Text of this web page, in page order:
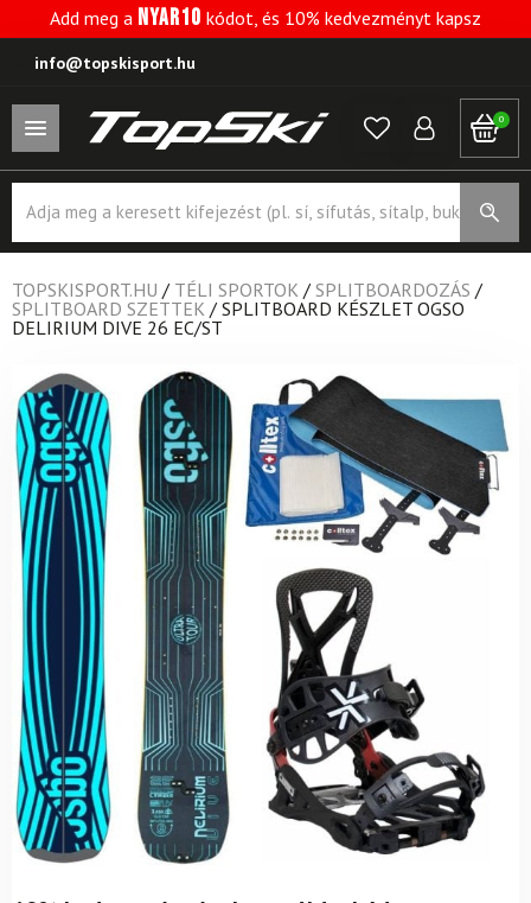
Add meg a NYAR10 kódot, és 10% kedvezményt kapsz
info@topskisport.hu
0
search
TOPSKISPORT.HU / TÉLI SPORTOK / SPLITBOARDOZÁS /
SPLITBOARD SZETTEK / SPLITBOARD KÉSZLET OGSO
DELIRIUM DIVE 26 EC/ST